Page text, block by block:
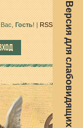
Версия для слабовидящих
Гость!| RSS
ВХОД